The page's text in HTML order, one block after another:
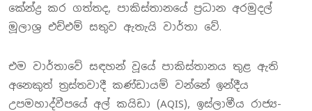
කේන්ද්‍ර කර ගත්තද, පාකිස්තානයේ ප්‍රධාන අරමුදල්
මූලාශ්‍ර එච්එම් සතුව ඇතැයි වාර්තා වේ.
එම වාර්තාවේ සඳහන් වූයේ පාකිස්තානය තුළ ඇති
අනෙකුත් ත්‍රස්තවාදී කණ්ඩායම් වන්නේ ඉන්දීය
උපමහාද්වීපයේ අල් කයිඩා (AQIS), ඉස්ලාමීය රාජ්‍ය-